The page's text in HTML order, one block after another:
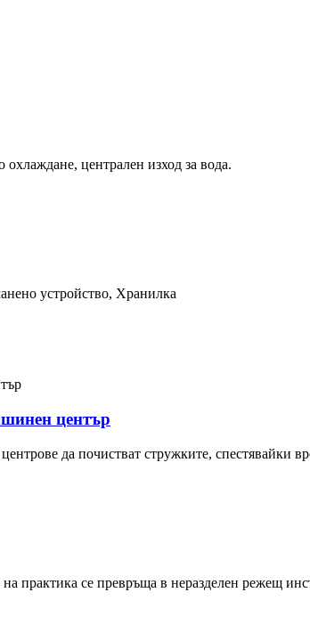
централен изход за вода.
устройство, Хранилка
център
да почистват стружките, спестявайки
практика се превръща в неразделен режещ